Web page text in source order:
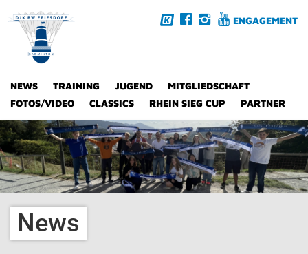
ENGAGEMENT
NEWS TRAINING JUGEND
MITGLIEDSCHAFT
FOTOS/VIDEO
CLASSICS RHEIN SIEG CUP PARTNER
News